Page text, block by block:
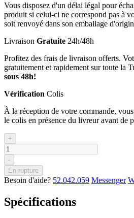
Vous disposez d'un délai légal pour
produit si celui-ci ne correspond pas à
soit renvoyé dans son emballage
Livraison Gratuite 24h/48h
Profitez des frais de livraison offerts.
gratuitement et rapidement sur toute la
sous 48h!
Vérification Colis
À la réception de votre commande,
le colis en présence du livreur avant de
+
-
En rupture
Besoin d'aide? 52.042.059 Messenger
Spécifications